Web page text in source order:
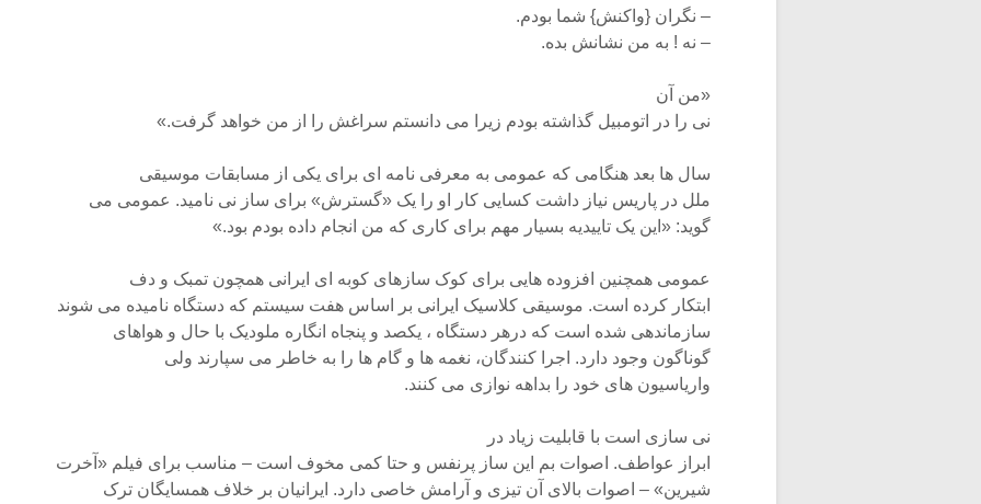
– نگران {واکنش} شما بودم.
– نه ! به من نشانش بده.
«من آن
نی را در اتومبیل گذاشته بودم زیرا می دانستم سراغش را از من خواهد گرفت.»
سال ها بعد هنگامی که عمومی به معرفی نامه ای برای یکی از مسابقات موسیقی
ملل در پاریس نیاز داشت کسایی کار او را یک «گسترش» برای ساز نی نامید. عمومی می
گوید: «این یک تاییدیه بسیار مهم برای کاری که من انجام داده بودم بود.»
عمومی همچنین افزوده هایی برای کوک سازهای کوبه ای ایرانی همچون تمبک و دف
ابتکار کرده است. موسیقی کلاسیک ایرانی بر اساس هفت سیستم که دستگاه نامیده می شوند
سازماندهی شده است که درهر دستگاه ، یکصد و پنجاه انگاره ملودیک با حال و هواهای
گوناگون وجود دارد. اجرا کنندگان، نغمه ها و گام ها را به خاطر می سپارند ولی
واریاسیون های خود را بداهه نوازی می کنند.
نی سازی است با قابلیت زیاد در
ابراز عواطف. اصوات بم این ساز پرنفس و حتا کمی مخوف است – مناسب برای فیلم «آخرت
شیرین» – اصوات بالای آن تیزی و آرامش خاصی دارد. ایرانیان بر خلاف همسایگان ترک